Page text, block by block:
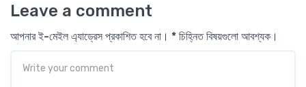
Leave a comment
আপনার ই-মেইল এ্যাড্রেস প্রকাশিত হবে না। * চিহ্নিত বিষয়গুলো আবশ্যক।